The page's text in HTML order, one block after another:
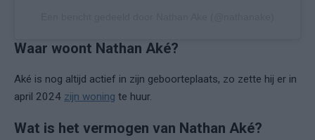
Waar woont Nathan Aké?
Aké is nog altijd actief in zijn geboorteplaats, zo zette hij er in
april 2024 zijn woning te huur.
Wat is het vermogen van Nathan Aké?